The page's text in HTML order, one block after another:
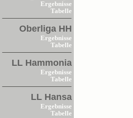
Ergebnisse
Tabelle
Oberliga HH
Ergebnisse
Tabelle
LL Hammonia
Ergebnisse
Tabelle
LL Hansa
Ergebnisse
Tabelle